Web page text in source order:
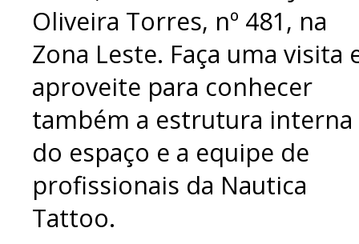
Oliveira Torres, nº 481, na
Zona Leste. Faça uma visita
aproveite para conhecer
também a estrutura interna
do espaço e a equipe de
profissionais da Nautica
Tattoo.